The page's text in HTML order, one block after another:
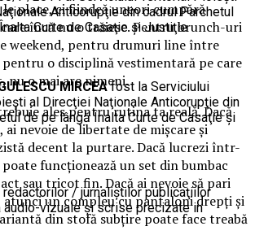
Anticorupţie din cadrul Parchetul
Curte de Casaţie şi Justiţie
MIRCEAfost la Serviciului
al Direcţiei Naţionale Anticorupţie din
de pe lângă Înalta Curte de Casaţie şi
/ jurnaliştilor publicaţiilor
vizuale şi scrise precizate in
place, ci fiindcă uneori cumpără
încă nu o trăiesc. Pentru brunch-uri
weekend, pentru drumuri line între
o disciplină vestimentară pe care
nu o mai are nimeni.
ales pentru rutina ta reală. Dacă
nevoie de libertate de mișcare și
decent la purtare. Dacă lucrezi într-
funcționează un set din bumbac
sau tricot fin. Dacă ai nevoie să pari
un compleu cu pantaloni drepți și
din stofă subțire poate face treabă